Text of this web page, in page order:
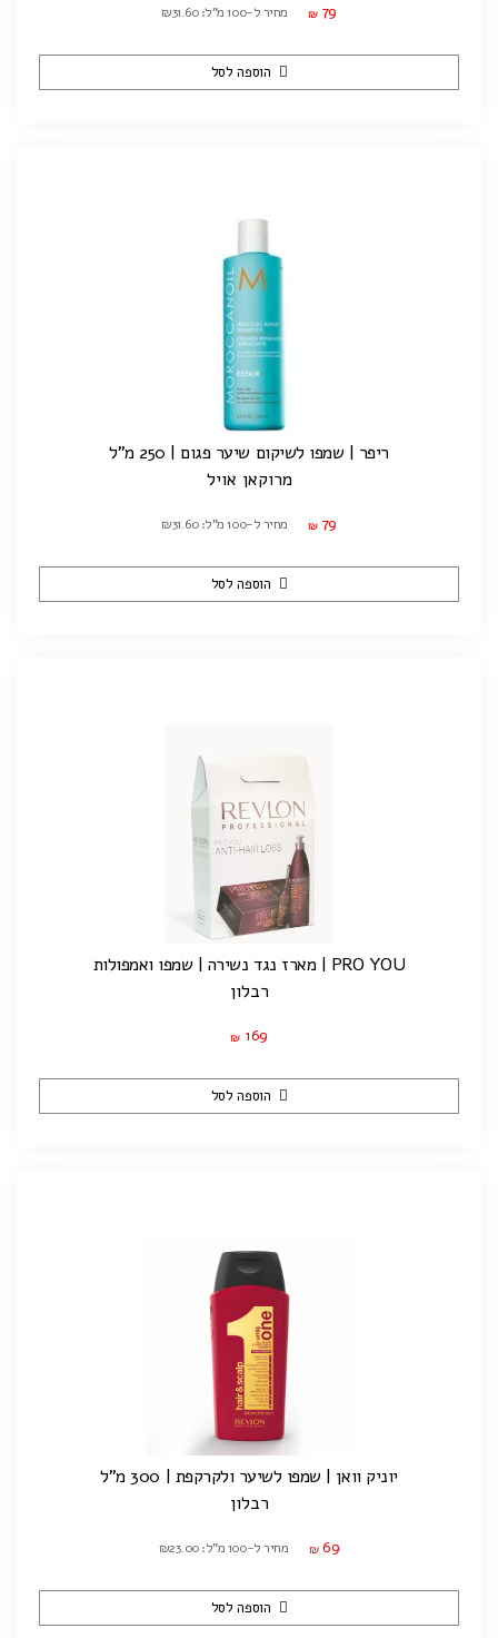
₪ 79 מחיר ל-100 מ"ל: ₪31.60
הוספה לסל
ריפר | שמפו לשיקום שיער פגום | 250 מ"ל
מרוקאן אויל
₪ 79 מחיר ל-100 מ"ל: ₪31.60
הוספה לסל
PRO YOU | מארז נגד נשירה | שמפו ואמפולות
רבלון
₪ 169
הוספה לסל
יוניק וואן | שמפו לשיער ולקרקפת | 300 מ"ל
רבלון
₪ 69 מחיר ל-100 מ"ל: ₪23.00
הוספה לסל